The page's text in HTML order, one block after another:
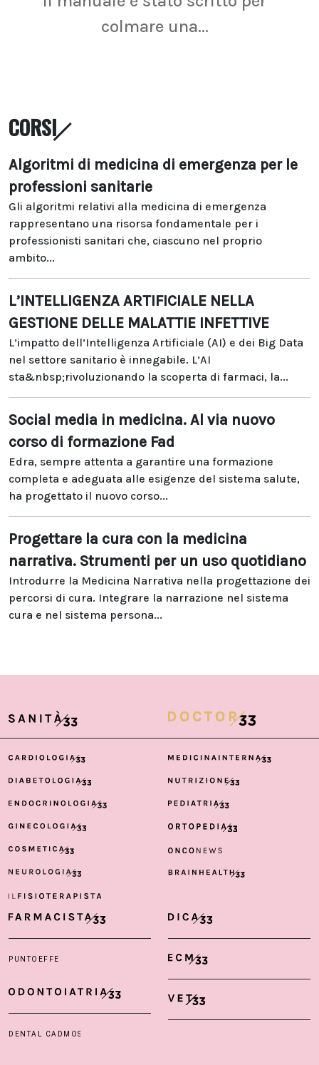
colmare una...
CORSI
Algoritmi di medicina di emergenza per le
professioni sanitarie
Gli algoritmi relativi alla medicina di emergenza
rappresentano una risorsa fondamentale per i
professionisti sanitari che, ciascuno nel proprio
ambito...
L’INTELLIGENZA ARTIFICIALE NELLA
GESTIONE DELLE MALATTIE INFETTIVE
L’impatto dell’Intelligenza Artificiale (AI) e dei Big Data
nel settore sanitario è innegabile. L’AI
sta&nbsp;rivoluzionando la scoperta di farmaci, la...
Social media in medicina. Al via nuovo
corso di formazione Fad
Edra, sempre attenta a garantire una formazione
completa e adeguata alle esigenze del sistema salute,
ha progettato il nuovo corso...
Progettare la cura con la medicina
narrativa. Strumenti per un uso quotidiano
Introdurre la Medicina Narrativa nella progettazione dei
percorsi di cura. Integrare la narrazione nel sistema
cura e nel sistema persona...